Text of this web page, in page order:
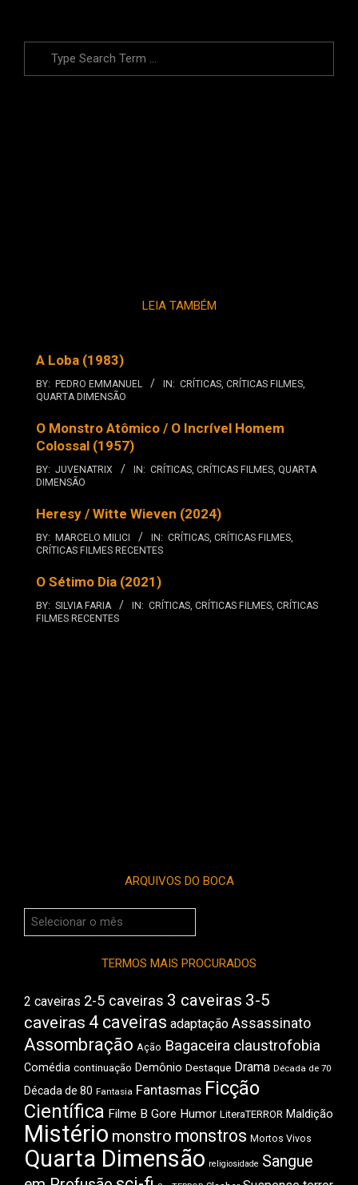
LEIA TAMBÉM
A Loba (1983)
BY: PEDRO EMMANUEL IN: CRÍTICAS CRÍTICAS FILMES
QUARTA DIMENSÃO
O Monstro Atômico / O Incrível Homem
Colossal (1957)
BY: JUVENATRIX IN: CRÍTICAS CRÍTICAS FILMES QUARTA
DIMENSÃO
Heresy / Witte Wieven (2024)
BY: MARCELO MILICI IN: CRÍTICAS CRÍTICAS FILMES
CRÍTICAS FILMES RECENTES
O Sétimo Dia (2021)
BY: SILVIA FARIA IN: CRÍTICAS CRÍTICAS FILMES CRÍTICAS
FILMES RECENTES
ARQUIVOS DO BOCA
Arquivos
TERMOS MAIS PROCURADOS
2 caveiras 2-5 caveiras 3 caveiras 3-5
caveiras 4 caveiras adaptação Assassinato
Assombração Ação Bagaceira claustrofobia
Comédia continuação Demônio Destaque Drama Década de 70
Década de 80 Fantasia Fantasmas Ficção
Científica Filme B Gore Humor LiteraTERROR Maldição
Mistério monstro monstros Mortos Vivos
Quarta Dimensão religiosidade Sangue